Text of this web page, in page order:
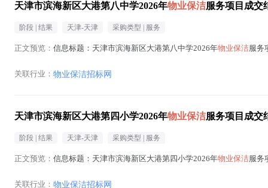
天津市滨海新区大港第八中学2026年物业保洁服务项目成交
阶段 | 结果 天津-天津 采购类型 | 服务
正文预览： 信息标题：天津市滨海新区大港第八中学2026年物业保洁服务
关联行业： 物业保洁招标网
天津市滨海新区大港第四小学2026年物业保洁服务项目成交
阶段 | 结果 天津-天津 采购类型 | 服务
正文预览： 信息标题：天津市滨海新区大港第四小学2026年物业保洁服务
关联行业： 物业保洁招标网